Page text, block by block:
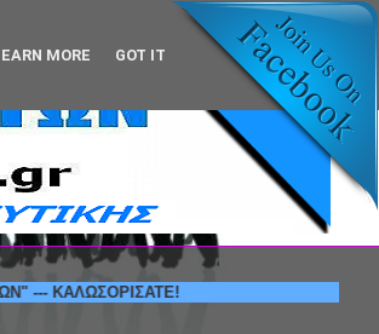
MORE GOT IT